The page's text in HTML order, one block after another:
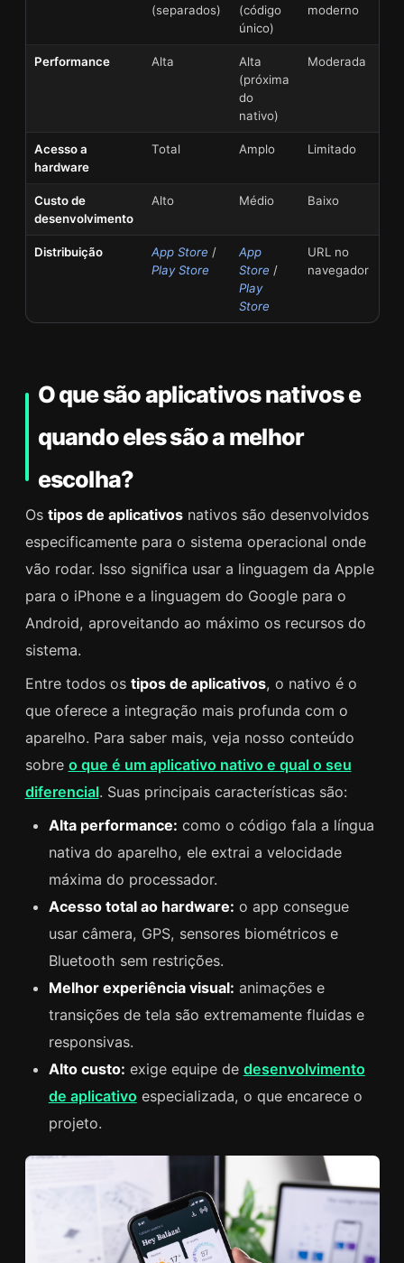
(separados)
(código
único)
moderno
Performance Alta
Alta
(próxima
do
nativo)
Moderada
Acesso a
hardware
Total Amplo Limitado
Custo de
desenvolvimento
Alto Médio Baixo
Distribuição App Store /
Play Store
App
Store /
Play
Store
URL no
navegador
O que são aplicativos nativos e
quando eles são a melhor
escolha?
Os tipos de aplicativosnativos são desenvolvidos
especificamente para o sistema operacional onde
vão rodar. Isso significa usar a linguagem da Apple
para o iPhone e a linguagem do Google para o
Android, aproveitando ao máximo os recursos do
sistema.
Entre todos os tipos de aplicativos, o nativo é o
que oferece a integração mais profunda com o
aparelho. Para saber mais, veja nosso conteúdo
sobre o que é um aplicativo nativo e qual o seu
diferencial. Suas principais características são:
Alta performance: como o código fala a língua
nativa do aparelho, ele extrai a velocidade
máxima do processador.
Acesso total ao hardware: o app consegue
usar câmera, GPS, sensores biométricos e
Bluetooth sem restrições.
Melhor experiência visual: animações e
transições de tela são extremamente fluidas e
responsivas.
Alto custo: exige equipe de desenvolvimento
de aplicativo especializada, o que encarece o
projeto.